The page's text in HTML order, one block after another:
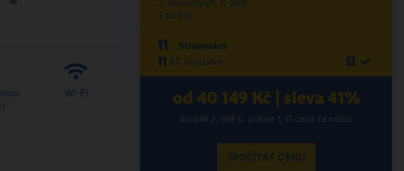
Wi-Fi
2 dospělých, 0 dětí
1 pokoj
Stravování
All Inclusive
od 40 149 Kč | sleva 41%
dospělí 2, dítě 0, pokoje 1, Ø cena za osobu
SPOČÍTAT CENU